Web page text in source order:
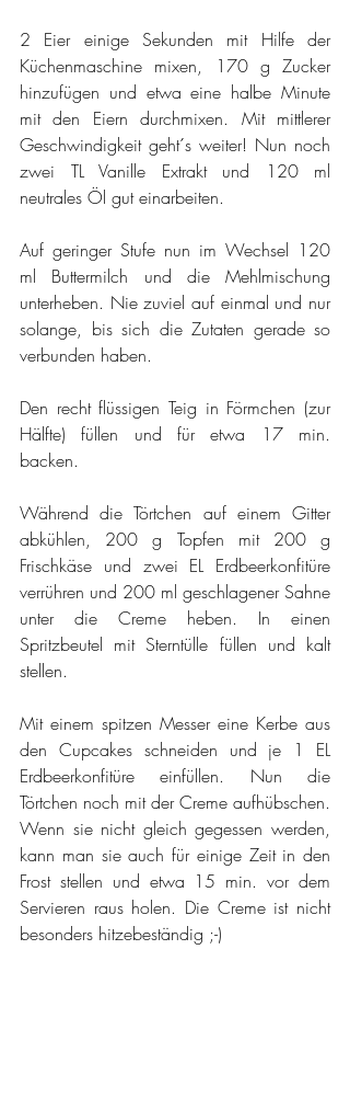
2 Eier einige Sekunden mit Hilfe der
Küchenmaschine mixen, 170 g Zucker
hinzufügen und etwa eine halbe Minute
mit den Eiern durchmixen. Mit mittlerer
Geschwindigkeit geht´s weiter! Nun noch
zwei TL Vanille Extrakt und 120 ml
neutrales Öl gut einarbeiten.
Auf geringer Stufe nun im Wechsel 120
ml Buttermilch und die Mehlmischung
unterheben. Nie zuviel auf einmal und nur
solange, bis sich die Zutaten gerade so
verbunden haben.
Den recht flüssigen Teig in Förmchen (zur
Hälfte) füllen und für etwa 17 min.
backen.
Während die Törtchen auf einem Gitter
abkühlen, 200 g Topfen mit 200 g
Frischkäse und zwei EL Erdbeerkonfitüre
verrühren und 200 ml geschlagener Sahne
unter die Creme heben. In einen
Spritzbeutel mit Sterntülle füllen und kalt
stellen.
Mit einem spitzen Messer eine Kerbe aus
den Cupcakes schneiden und je 1 EL
Erdbeerkonfitüre einfüllen. Nun die
Törtchen noch mit der Creme aufhübschen.
Wenn sie nicht gleich gegessen werden,
kann man sie auch für einige Zeit in den
Frost stellen und etwa 15 min. vor dem
Servieren raus holen. Die Creme ist nicht
besonders hitzebeständig ;-)